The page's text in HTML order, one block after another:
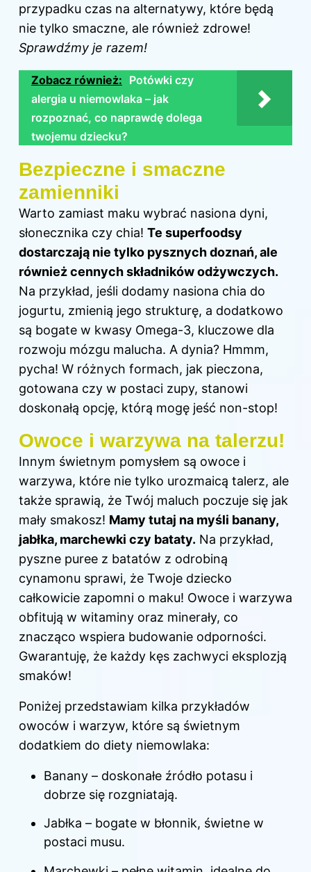
przypadku czas na alternatywy, które będą
nie tylko smaczne, ale również zdrowe!
Sprawdźmy je razem!
Zobacz również: Potówki czy
alergia u niemowlaka – jak
rozpoznać, co naprawdę dolega
twojemu dziecku?
Bezpieczne i smaczne
zamienniki
Warto zamiast maku wybrać nasiona dyni,
słonecznika czy chia! Te superfoodsy
dostarczają nie tylko pysznych doznań, ale
również cennych składników odżywczych.
Na przykład, jeśli dodamy nasiona chia do
jogurtu, zmienią jego strukturę, a dodatkowo
są bogate w kwasy Omega-3, kluczowe dla
rozwoju mózgu malucha. A dynia? Hmmm,
pycha! W różnych formach, jak pieczona,
gotowana czy w postaci zupy, stanowi
doskonałą opcję, którą mogę jeść non-stop!
Owoce i warzywa na talerzu!
Innym świetnym pomysłem są owoce i
warzywa, które nie tylko urozmaicą talerz, ale
także sprawią, że Twój maluch poczuje się jak
mały smakosz! Mamy tutaj na myśli banany,
jabłka, marchewki czy bataty. Na przykład,
pyszne puree z batatów z odrobiną
cynamonu sprawi, że Twoje dziecko
całkowicie zapomni o maku! Owoce i warzywa
obfitują w witaminy oraz minerały, co
znacząco wspiera budowanie odporności.
Gwarantuję, że każdy kęs zachwyci eksplozją
smaków!
Poniżej przedstawiam kilka przykładów
owoców i warzyw, które są świetnym
dodatkiem do diety niemowlaka:
Banany – doskonałe źródło potasu i
dobrze się rozgniatają.
Jabłka – bogate w błonnik, świetne w
postaci musu.